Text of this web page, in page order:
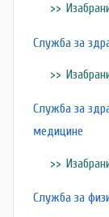
Служба за
Служба за
медицине
Служба за